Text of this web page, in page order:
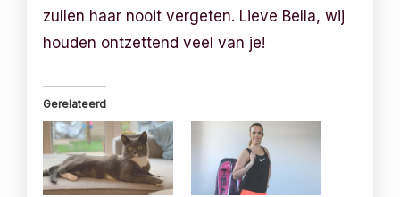
zullen haar nooit vergeten. Lieve Bella, wij
houden ontzettend veel van je!
Gerelateerd